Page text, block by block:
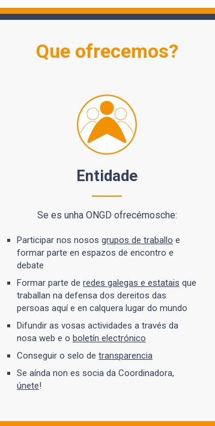
Que ofrecemos?
Entidade
Se es unha ONGD ofrecémosche:
Participar nos nosos grupos de traballo e
formar parte en espazos de encontro e
debate
Formar parte de redes galegas e estatais que
traballan na defensa dos dereitos das
persoas aquí e en calquera lugar do mundo
Difundir as vosas actividades a través da
nosa web e o boletín electrónico
Conseguir o selo de transparencia
Se aínda non es socia da Coordinadora,
únete!